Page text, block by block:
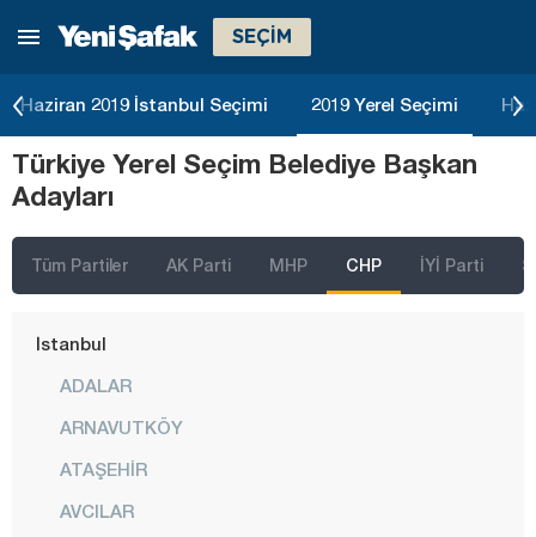
SEÇİM
Haziran 2019 İstanbul Seçimi 2019 Yerel Seçimi
Türkiye Yerel Seçim Belediye Başkan
Adayları
Tüm Partiler AK Parti MHP CHP İYİ Parti
İstanbul
ADALAR
ARNAVUTKÖY
ATAŞEHİR
AVCILAR